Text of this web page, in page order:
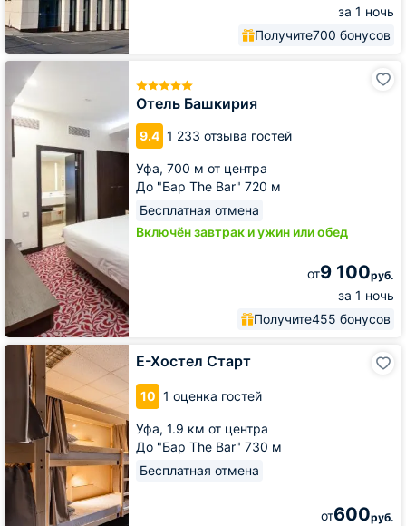
за 1 ночь
Получите700 бонусов
Отель Башкирия
9.4 1 233 отзыва гостей
Уфа, 700 м от центра
До "Бар The Bar" 720 м
Бесплатная отмена
Включён завтрак и ужин или обед
от9 100руб.
за 1 ночь
Получите455 бонусов
Отель
Башкирия
Е-Хостел Старт
10 1 оценка гостей
Уфа, 1.9 км от центра
До "Бар The Bar" 730 м
Бесплатная отмена
от600руб.
Е-
Хостел
Старт